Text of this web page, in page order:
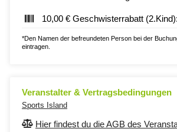
10,00 € Geschwisterrabatt
*Den Namen der befreundeten Person bei der
eintragen.
Veranstalter & Vertragsbedingungen
Sports Island
Hier findest du die AGB des